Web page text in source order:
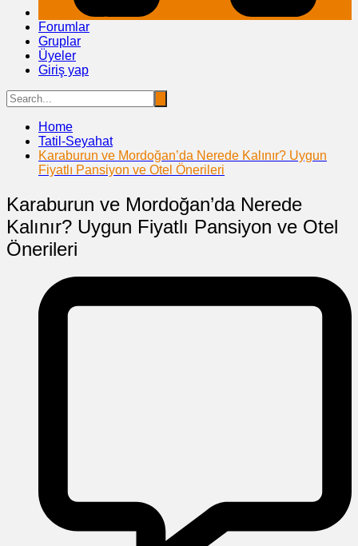
Forumlar
Gruplar
Üyeler
Giriş yap
Home
Tatil-Seyahat
Karaburun ve Mordoğan’da Nerede Kalınır? Uygun
Fiyatlı Pansiyon ve Otel Önerileri
Karaburun ve Mordoğan’da Nerede
Kalınır? Uygun Fiyatlı Pansiyon ve Otel
Önerileri